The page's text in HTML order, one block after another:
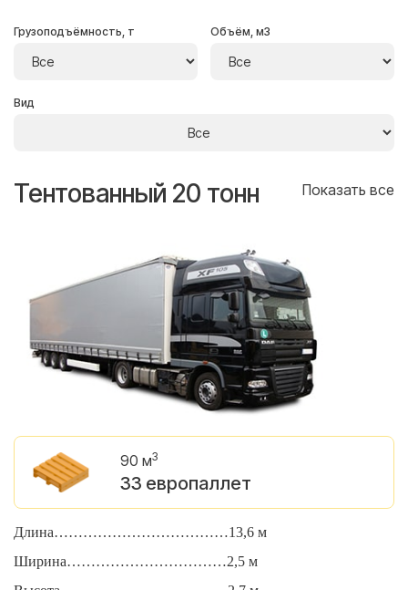
Грузоподъёмность, т Объём, м3
Вид
Тентованный 20 тонн Показать все
90 м3
33 европаллет
Длина………………………………13,6 м
Ширина……………………………2,5 м